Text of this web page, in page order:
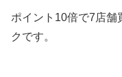
ポイント10倍で7店舗
クです。